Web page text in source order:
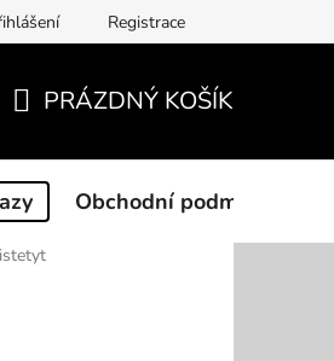
Registrace
KOŠÍK
PRÁZDNÝ KOŠÍK
Obchodní podmínky